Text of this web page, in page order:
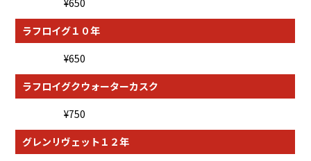
ラフロイグ１０年
¥650
ラフロイグクウォーターカスク
¥750
グレンリヴェット１２年